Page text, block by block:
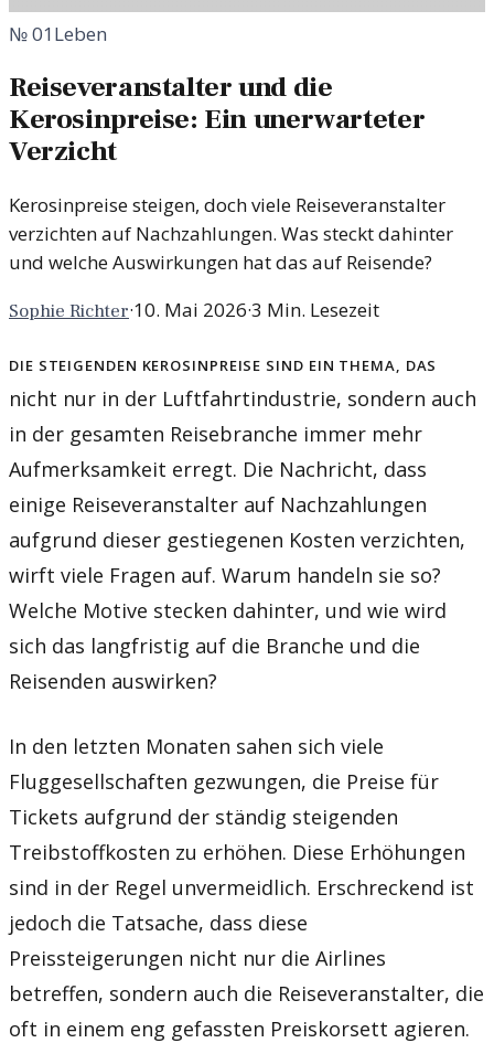
№01Leben
Reiseveranstalter und die
Kerosinpreise: Ein unerwarteter
Verzicht
Kerosinpreise steigen, doch viele Reiseveranstalter
verzichten auf Nachzahlungen. Was steckt dahinter
und welche Auswirkungen hat das auf Reisende?
Sophie Richter·10. Mai 2026·3 Min. Lesezeit
Die steigenden Kerosinpreise sind ein Thema, das
nicht nur in der Luftfahrtindustrie, sondern auch
in der gesamten Reisebranche immer mehr
Aufmerksamkeit erregt. Die Nachricht, dass
einige Reiseveranstalter auf Nachzahlungen
aufgrund dieser gestiegenen Kosten verzichten,
wirft viele Fragen auf. Warum handeln sie so?
Welche Motive stecken dahinter, und wie wird
sich das langfristig auf die Branche und die
Reisenden auswirken?
In den letzten Monaten sahen sich viele
Fluggesellschaften gezwungen, die Preise für
Tickets aufgrund der ständig steigenden
Treibstoffkosten zu erhöhen. Diese Erhöhungen
sind in der Regel unvermeidlich. Erschreckend ist
jedoch die Tatsache, dass diese
Preissteigerungen nicht nur die Airlines
betreffen, sondern auch die Reiseveranstalter, die
oft in einem eng gefassten Preiskorsett agieren.